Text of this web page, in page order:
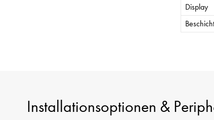
Display
Installationsoptionen &